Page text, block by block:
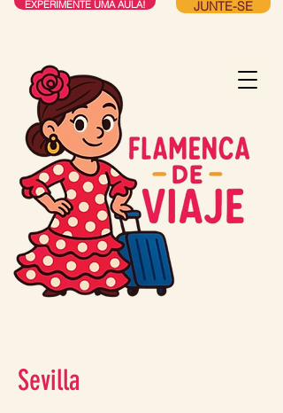
EXPERIMENTE UMA AULA! JUNTE-SE
Sevilla